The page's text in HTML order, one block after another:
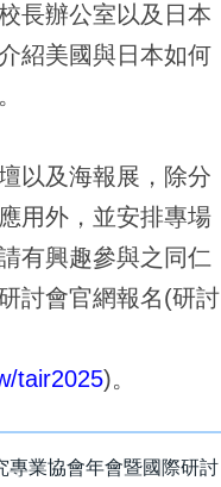
長辦公室以及日本
紹美國與日本如何
以及海報展，除分
用外，並安排專場
有興趣參與之同仁
討會官網報名(研討
tair2025)。
專業協會年會暨國際研討